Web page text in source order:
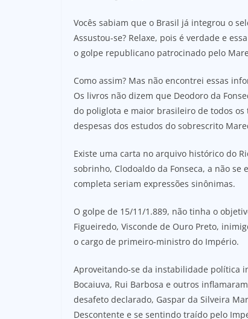
Vocês sabiam que o Brasil já integrou o
Assustou-se? Relaxe, pois é verdade e
o golpe republicano patrocinado pelo
Como assim? Mas não encontrei essas
Os livros não dizem que Deodoro da
do poliglota e maior brasileiro de todos os
despesas dos estudos do sobrescrito
Existe uma carta no arquivo histórico do
sobrinho, Clodoaldo da Fonseca, a não
completa seriam expressões sinônimas.
O golpe de 15/11/1.889, não tinha o
Figueiredo, Visconde de Ouro Preto,
o cargo de primeiro-ministro do Império.
Aproveitando-se da instabilidade política
Bocaiuva, Rui Barbosa e outros
desafeto declarado, Gaspar da Silveira
Descontente e se sentindo traído pelo